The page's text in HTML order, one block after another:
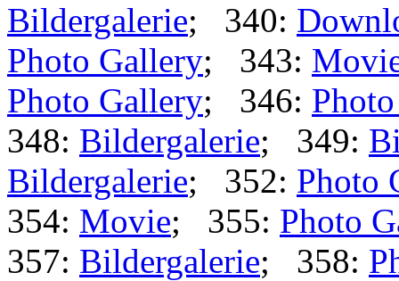
Bildergalerie; 340:
Photo Gallery; 343:
Photo Gallery; 346:
348: Bildergalerie; 349:
Bildergalerie; 352: Photo
354: Movie; 355: Photo
357: Bildergalerie; 358: